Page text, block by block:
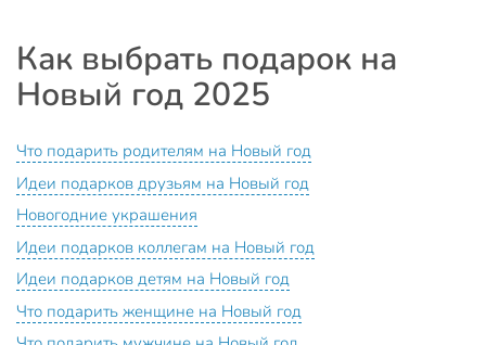
Как выбрать подарок на
Новый год 2025
Что подарить родителям на Новый год
Идеи подарков друзьям на Новый год
Новогодние украшения
Идеи подарков коллегам на Новый год
Идеи подарков детям на Новый год
Что подарить женщине на Новый год